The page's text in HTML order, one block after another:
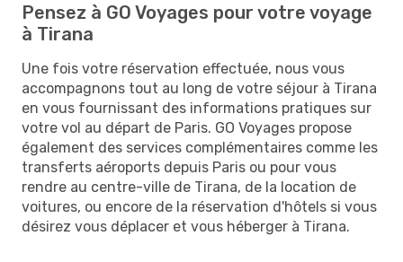
Pensez à GO Voyages pour votre voyage
à Tirana
Une fois votre réservation effectuée, nous vous
accompagnons tout au long de votre séjour à Tirana
en vous fournissant des informations pratiques sur
votre vol au départ de Paris. GO Voyages propose
également des services complémentaires comme les
transferts aéroports depuis Paris ou pour vous
rendre au centre-ville de Tirana, de la location de
voitures, ou encore de la réservation d'hôtels si vous
désirez vous déplacer et vous héberger à Tirana.